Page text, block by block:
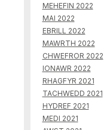
MEHEFIN 2022
MAI 2022
EBRILL 2022
MAWRTH 2022
CHWEFROR 2022
IONAWR 2022
RHAGFYR 2021
TACHWEDD 2021
HYDREF 2021
MEDI 2021